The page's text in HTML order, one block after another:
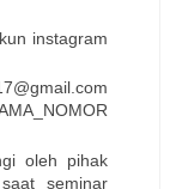
instagram
oleh pihak
seminar